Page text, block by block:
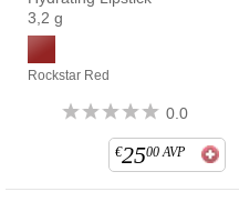
3,2 g
Rockstar Red
0.0
€2500 AVP